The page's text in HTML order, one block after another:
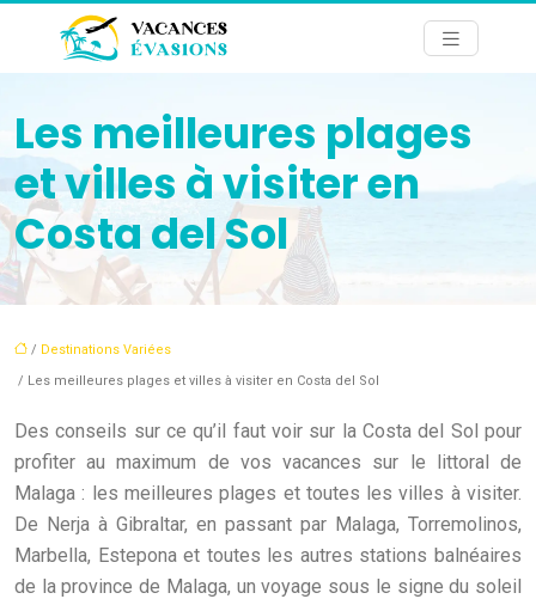
Les meilleures plages
et villes à visiter en
Costa del Sol
/ Destinations Variées
/ Les meilleures plages et villes à visiter en Costa del Sol
Des conseils sur ce qu’il faut voir sur la Costa del Sol pour
profiter au maximum de vos vacances sur le littoral de
Malaga : les meilleures plages et toutes les villes à visiter.
De Nerja à Gibraltar, en passant par Malaga, Torremolinos,
Marbella, Estepona et toutes les autres stations balnéaires
de la province de Malaga, un voyage sous le signe du soleil